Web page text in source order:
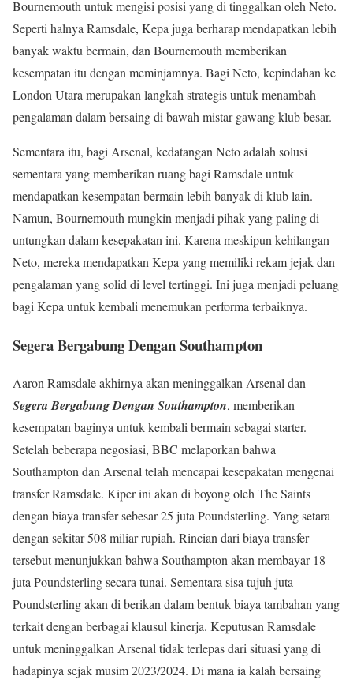
Bournemouth untuk mengisi posisi yang di tinggalkan oleh Neto.
Seperti halnya Ramsdale, Kepa juga berharap mendapatkan lebih
banyak waktu bermain, dan Bournemouth memberikan
kesempatan itu dengan meminjamnya. Bagi Neto, kepindahan ke
London Utara merupakan langkah strategis untuk menambah
pengalaman dalam bersaing di bawah mistar gawang klub besar.
Sementara itu, bagi Arsenal, kedatangan Neto adalah solusi
sementara yang memberikan ruang bagi Ramsdale untuk
mendapatkan kesempatan bermain lebih banyak di klub lain.
Namun, Bournemouth mungkin menjadi pihak yang paling di
untungkan dalam kesepakatan ini. Karena meskipun kehilangan
Neto, mereka mendapatkan Kepa yang memiliki rekam jejak dan
pengalaman yang solid di level tertinggi. Ini juga menjadi peluang
bagi Kepa untuk kembali menemukan performa terbaiknya.
Segera Bergabung Dengan Southampton
Aaron Ramsdale akhirnya akan meninggalkan Arsenal dan
Segera Bergabung Dengan Southampton, memberikan
kesempatan baginya untuk kembali bermain sebagai starter.
Setelah beberapa negosiasi, BBC melaporkan bahwa
Southampton dan Arsenal telah mencapai kesepakatan mengenai
transfer Ramsdale. Kiper ini akan di boyong oleh The Saints
dengan biaya transfer sebesar 25 juta Poundsterling. Yang setara
dengan sekitar 508 miliar rupiah. Rincian dari biaya transfer
tersebut menunjukkan bahwa Southampton akan membayar 18
juta Poundsterling secara tunai. Sementara sisa tujuh juta
Poundsterling akan di berikan dalam bentuk biaya tambahan yang
terkait dengan berbagai klausul kinerja. Keputusan Ramsdale
untuk meninggalkan Arsenal tidak terlepas dari situasi yang di
hadapinya sejak musim 2023/2024. Di mana ia kalah bersaing